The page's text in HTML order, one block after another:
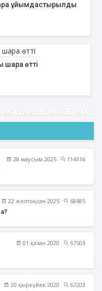
ұйымдастырылды
шара өтті
28 маусым 2025
114316
22 желтоқсан 2025
68485
01 қазан 2020
67503
20 қыркүйек 2020
67203